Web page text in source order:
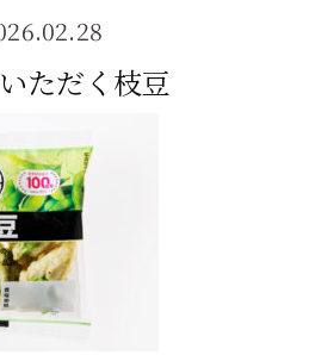
制
い安心
開発
理
の歴史
ただく枝豆